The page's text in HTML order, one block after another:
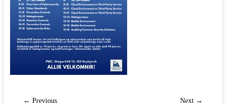
← Previous Next →